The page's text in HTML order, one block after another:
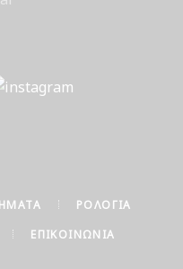
ΡΟΛΌΓΙΑ
ΕΠΙΚΟΙΝΩΝΊΑ